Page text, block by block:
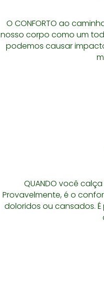
O CONFORTO ao
nosso corpo como um
podemos causar
QUANDO você
Provavelmente, é o
doloridos ou cansados. É